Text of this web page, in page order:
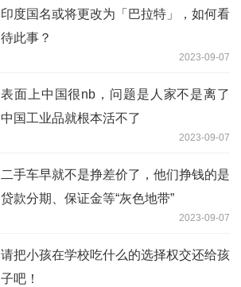
印度国名或将更改为「巴拉特」，如何看
待此事？
2023-09-07
表面上中国很nb，问题是人家不是离了
中国工业品就根本活不了
2023-09-07
二手车早就不是挣差价了，他们挣钱的是
贷款分期、保证金等“灰色地带”
2023-09-07
请把小孩在学校吃什么的选择权交还给孩
子吧！